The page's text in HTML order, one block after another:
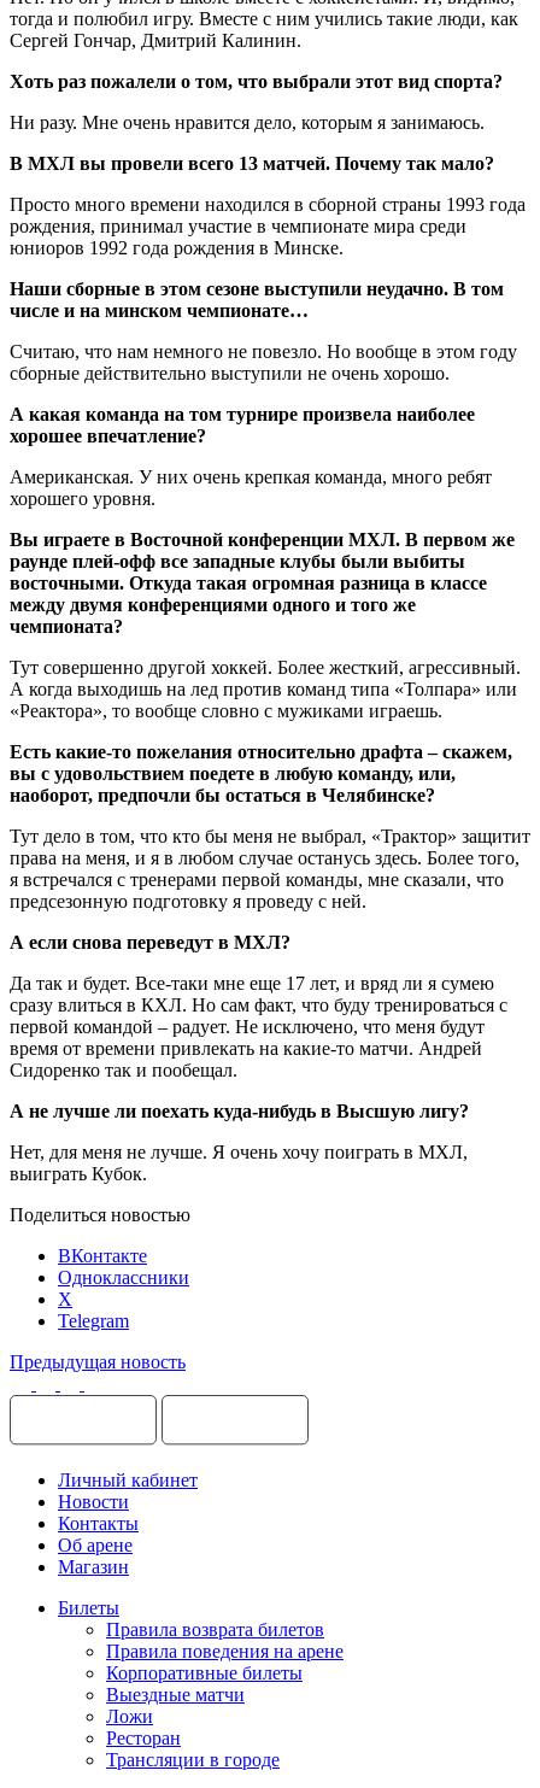
тогда и полюбил игру. Вместе с ним учились такие люди, как
Сергей Гончар, Дмитрий Калинин.
Хоть раз пожалели о том, что выбрали этот вид спорта?
Ни разу. Мне очень нравится дело, которым я занимаюсь.
В МХЛ вы провели всего 13 матчей. Почему так мало?
Просто много времени находился в сборной страны 1993 года
рождения, принимал участие в чемпионате мира среди
юниоров 1992 года рождения в Минске.
Наши сборные в этом сезоне выступили неудачно. В том
числе и на минском чемпионате…
Считаю, что нам немного не повезло. Но вообще в этом году
сборные действительно выступили не очень хорошо.
А какая команда на том турнире произвела наиболее
хорошее впечатление?
Американская. У них очень крепкая команда, много ребят
хорошего уровня.
Вы играете в Восточной конференции МХЛ. В первом же
раунде плей-офф все западные клубы были выбиты
восточными. Откуда такая огромная разница в классе
между двумя конференциями одного и того же
чемпионата?
Тут совершенно другой хоккей. Более жесткий, агрессивный.
А когда выходишь на лед против команд типа «Толпара» или
«Реактора», то вообще словно с мужиками играешь.
Есть какие-то пожелания относительно драфта – скажем,
вы с удовольствием поедете в любую команду, или,
наоборот, предпочли бы остаться в Челябинске?
Тут дело в том, что кто бы меня не выбрал, «Трактор» защитит
права на меня, и я в любом случае останусь здесь. Более того,
я встречался с тренерами первой команды, мне сказали, что
предсезонную подготовку я проведу с ней.
А если снова переведут в МХЛ?
Да так и будет. Все-таки мне еще 17 лет, и вряд ли я сумею
сразу влиться в КХЛ. Но сам факт, что буду тренироваться с
первой командой – радует. Не исключено, что меня будут
время от времени привлекать на какие-то матчи. Андрей
Сидоренко так и пообещал.
А не лучше ли поехать куда-нибудь в Высшую лигу?
Нет, для меня не лучше. Я очень хочу поиграть в МХЛ,
выиграть Кубок.
Поделиться новостью
ВКонтакте
Одноклассники
X
Telegram
Предыдущая новость
Личный кабинет
Новости
Контакты
Об арене
Магазин
Билеты
Правила возврата билетов
Правила поведения на арене
Корпоративные билеты
Выездные матчи
Ложи
Ресторан
Трансляции в городе